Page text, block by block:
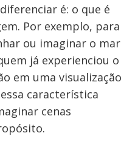
é: o que é
Por exemplo, para
ou imaginar o mar
já experienciou o
em uma visualização
característica
cenas